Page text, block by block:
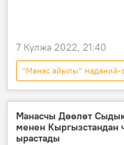
7 Кулжа 2022, 21:40
"Манас айылы" маданий-
Кыргызстан
Маданият
Манасчы Дөөлөт
менен Кыргызстандан
ырастады